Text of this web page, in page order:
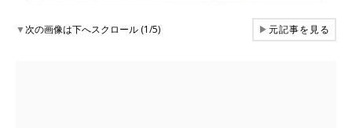
▼次の画像は下へスクロール (1/5) ▶元記事を見る